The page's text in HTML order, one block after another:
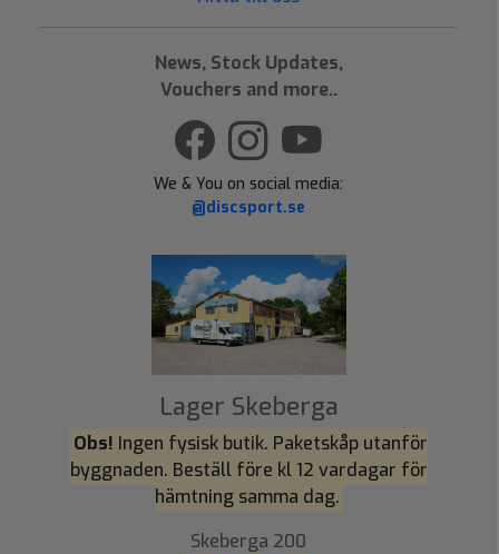
News, Stock Updates,
Vouchers and more..
We & You on social media:
@discsport.se
Lager Skeberga
Obs! Ingen fysisk butik. Paketskåp utanför
byggnaden. Beställ före kl 12 vardagar för
hämtning samma dag.
Skeberga 200